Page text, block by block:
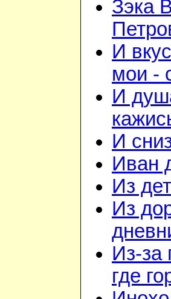
Зэка
И
мои -
И
И
Иван
Из
Из
Из-за
где